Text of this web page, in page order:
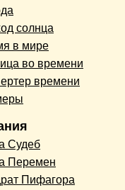
солнца
в мире
во времени
времени
Судеб
Перемен
Пифагора